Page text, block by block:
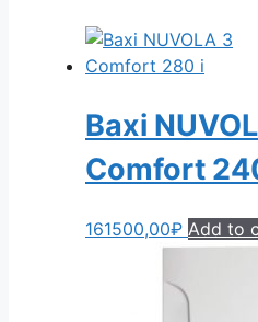
Baxi
Comfort
161500,00₽ Add to